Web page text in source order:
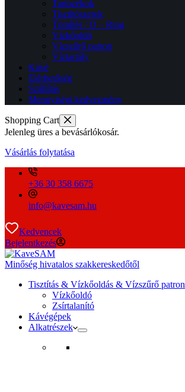
Tartozékok
Tisztítószerek
Tömítés / O – Ring
Vízkőoldó
Vízszűrő patron
Víztartály
Kávé
Elérhetőség
Szállítás
Mennyiségi kedvezmény
Shopping Cart
Jelenleg üres a bevásárlókosár.
Vásárlás folytatása
+36 30 358 6675
info@kavesam.hu
Kedvencek
Bejelentkezés
Minőség hivatalos szakkereskedőtől
Tisztítás & Vízkőoldás & Vízszűrő patron
Vízkőoldó
Zsírtalanító
Kávégépek
Alkatrészek